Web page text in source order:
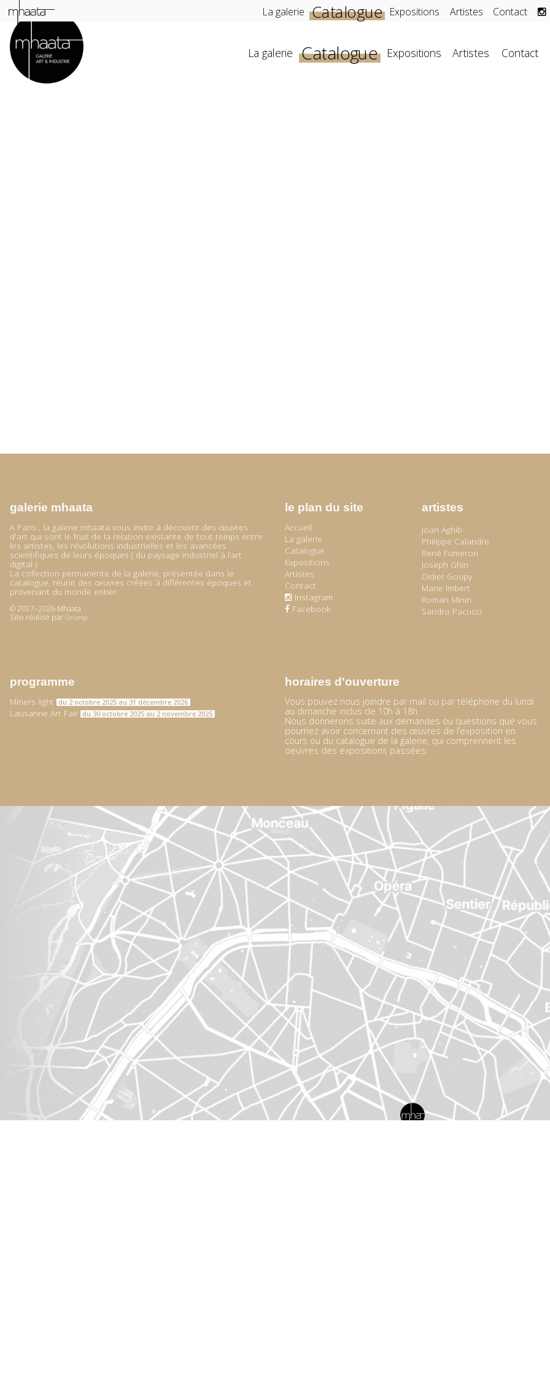
La galerie Catalogue Expositions Artistes Contact
La galerie Catalogue Expositions Artistes Contact
galerie mhaata
A Paris , la galerie mhaata vous invite à découvrir des œuvres
d'art qui sont le fruit de la relation existante de tout temps entre
les artistes, les révolutions industrielles et les avancées
scientifiques de leurs époques ( du paysage industriel à l’art
digital )
La collection permanente de la galerie, présentée dans le
catalogue, réunit des œuvres créées à différentes époques et
provenant du monde entier.
© 2017–2026 Mhaata
Site réalisé par Ürümqi
le plan du site
Accueil
La galerie
Catalogue
Expositions
Artistes
Contact
Instagram
Facebook
artistes
Joan Aghib
Philippe Calandre
René Fumeron
Joseph Ghin
Didier Goupy
Marie Imbert
Roman Minin
Sandro Pacucci
programme
Miners light du 2 octobre 2025 au 31 décembre 2026
Lausanne Art Fair du 30 octobre 2025 au 2 novembre 2025
horaires d'ouverture
Vous pouvez nous joindre par mail ou par téléphone du lundi
au dimanche inclus de 10h à 18h.
Nous donnerons suite aux demandes ou questions que vous
pourriez avoir concernant des œuvres de l’exposition en
cours ou du catalogue de la galerie, qui comprennent les
oeuvres des expositions passées.